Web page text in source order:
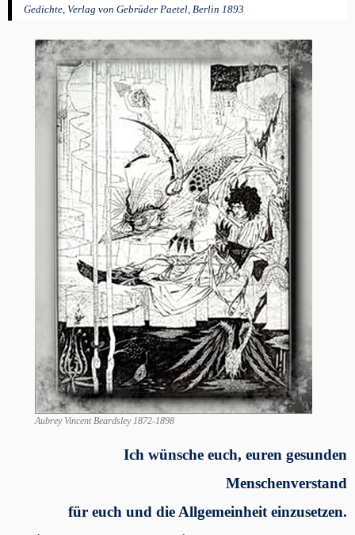
Gedichte, Verlag von Gebrüder Paetel, Berlin 1893
Aubrey Vincent Beardsley 1872-1898
Ich wünsche euch, euren gesunden
Menschenverstand
für euch und die Allgemeinheit einzusetzen.